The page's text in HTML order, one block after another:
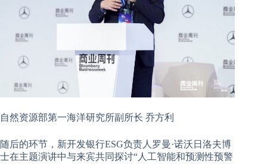
自然资源部第一海洋研究所副所长 乔方利
随后的环节，新开发银行ESG负责人罗曼·诺沃日洛夫博
士在主题演讲中与来宾共同探讨“人工智能和预测性预警